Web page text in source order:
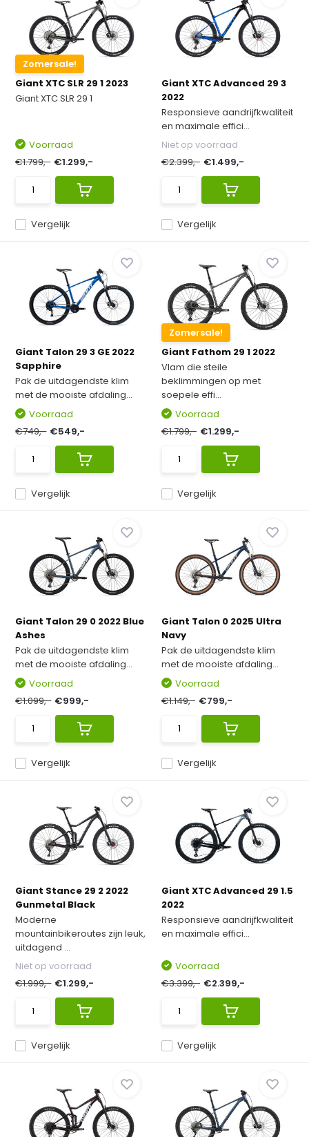
Zomersale!
Giant XTC SLR 29 1 2023
Giant XTC SLR 29 1
Vergelijk
Voorraad
€1.799,- €1.299,-
Giant XTC Advanced 29 3
2022
Responsieve aandrijfkwaliteit
en maximale effici...
Vergelijk
Niet op voorraad
€2.399,- €1.499,-
Giant Talon 29 3 GE 2022
Sapphire
Pak de uitdagendste klim
met de mooiste afdaling...
Vergelijk
Voorraad
€749,- €549,-
Zomersale!
Giant Fathom 29 1 2022
Vlam die steile
beklimmingen op met
soepele effi...
Vergelijk
Voorraad
€1.799,- €1.299,-
Giant Talon 29 0 2022 Blue
Ashes
Pak de uitdagendste klim
met de mooiste afdaling...
Vergelijk
Voorraad
€1.099,- €999,-
Giant Talon 0 2025 Ultra
Navy
Pak de uitdagendste klim
met de mooiste afdaling...
Vergelijk
Voorraad
€1.149,- €799,-
Giant Stance 29 2 2022
Gunmetal Black
Moderne
mountainbikeroutes zijn leuk,
uitdagend ...
Vergelijk
Niet op voorraad
€1.999,- €1.299,-
Giant XTC Advanced 29 1.5
2022
Responsieve aandrijfkwaliteit
en maximale effici...
Vergelijk
Voorraad
€3.399,- €2.399,-